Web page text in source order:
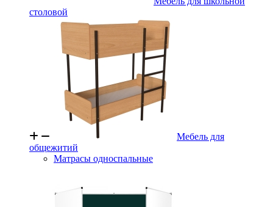
столовой
Мебель для
общежитий
Матрасы односпальные